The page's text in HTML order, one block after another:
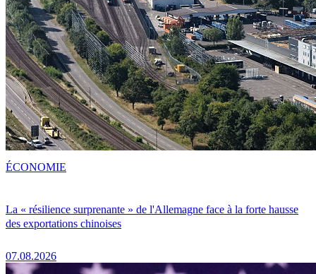
La « résilience surprenante » de l'Allemagne face à la forte hausse
des exportations chinoises
07.08.2026
ÉCONOMIE